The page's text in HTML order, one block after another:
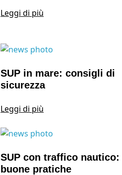
Leggi di più
SUP in mare: consigli di
sicurezza
Leggi di più
SUP con traffico nautico:
buone pratiche